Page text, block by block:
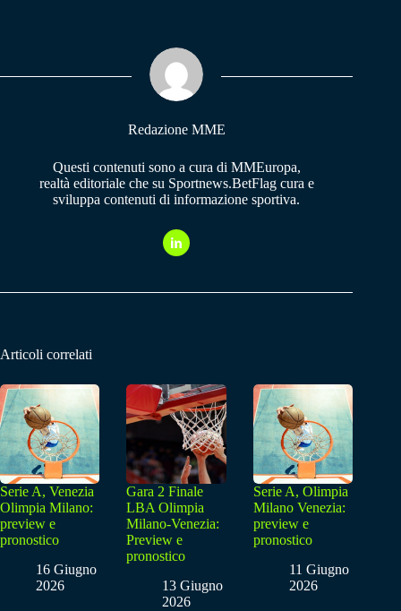
pp m
Redazione MME
Questi contenuti sono a cura di MMEuropa,
realtà editoriale che su Sportnews.BetFlag cura e
sviluppa contenuti di informazione sportiva.
Articoli correlati
Serie A, Venezia
Olimpia Milano:
preview e
pronostico
16 Giugno
2026
Gara 2 Finale
LBA Olimpia
Milano-Venezia:
Preview e
pronostico
13 Giugno
2026
Serie A, Olimpia
Milano Venezia:
preview e
pronostico
11 Giugno
2026